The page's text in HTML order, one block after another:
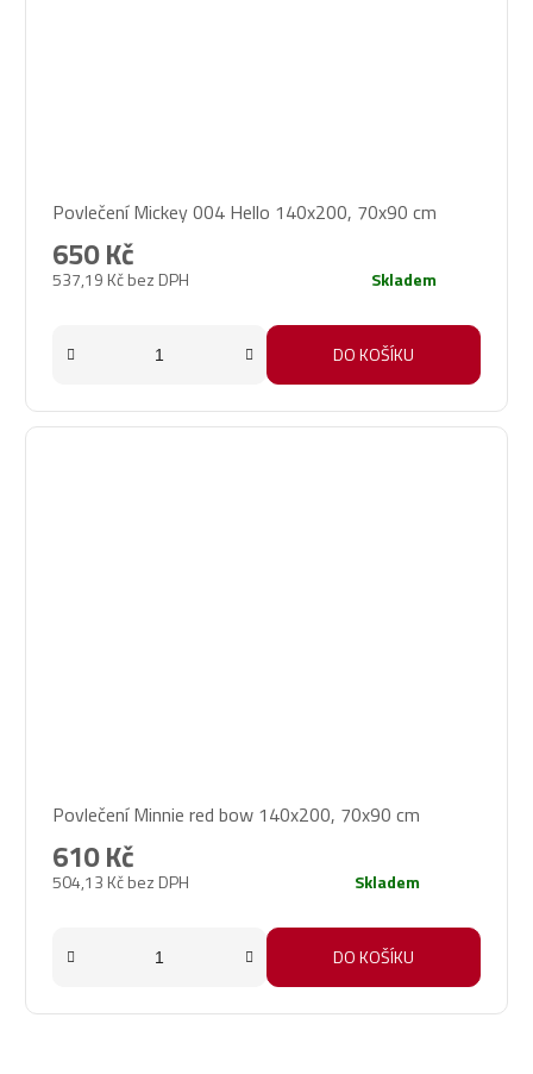
Povlečení Mickey 004 Hello 140x200, 70x90 cm
537,19 Kč bez DPH
650 Kč
Skladem
DO KOŠÍKU
Povlečení Minnie red bow 140x200, 70x90 cm
504,13 Kč bez DPH
610 Kč
Skladem
DO KOŠÍKU